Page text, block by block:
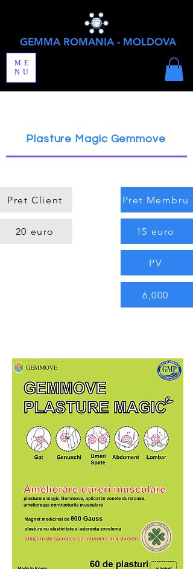
GEMMA ROMANIA - MOLDOVA
ME
NU
Plasture Magic Gemmove
Pret Client
20 euro
Pret Membru
15 euro
PV
6,000